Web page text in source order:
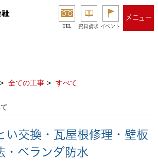
TEL 資料請求 イベント
メニュー
全ての工事 すべて
交換・瓦屋根修理・壁板
・ベランダ防水